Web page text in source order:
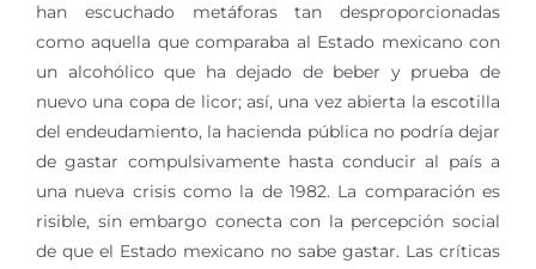
han escuchado metáforas tan desproporcionadas
como aquella que comparaba al Estado mexicano con
un alcohólico que ha dejado de beber y prueba de
nuevo una copa de licor; así, una vez abierta la escotilla
del endeudamiento, la hacienda pública no podría dejar
de gastar compulsivamente hasta conducir al país a
una nueva crisis como la de 1982. La comparación es
risible, sin embargo conecta con la percepción social
de que el Estado mexicano no sabe gastar. Las críticas